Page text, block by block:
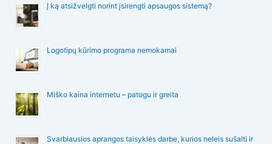
Į ką atsižvelgti norint įsirengti apsaugos sistemą?
Logotipų kūrimo programa nemokamai
Miško kaina internetu – patogu ir greita
Svarbiausios aprangos taisyklės darbe, kurios neleis sušalti ir